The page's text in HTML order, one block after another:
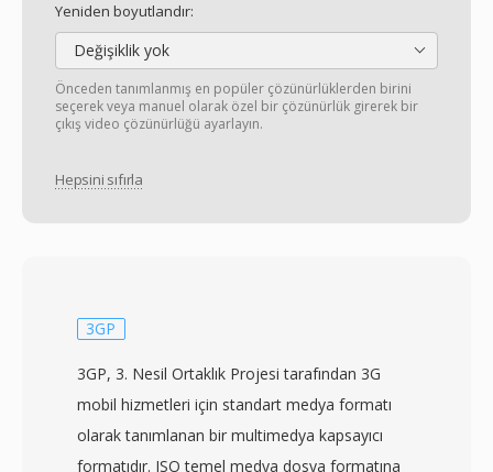
Yeniden boyutlandır:
Değişiklik yok
Önceden tanımlanmış en popüler çözünürlüklerden birini
seçerek veya manuel olarak özel bir çözünürlük girerek bir
çıkış video çözünürlüğü ayarlayın.
Hepsini sıfırla
3GP
3GP, 3. Nesil Ortaklık Projesi tarafından 3G
mobil hizmetleri için standart medya formatı
olarak tanımlanan bir multimedya kapsayıcı
formatıdır. ISO temel medya dosya formatına